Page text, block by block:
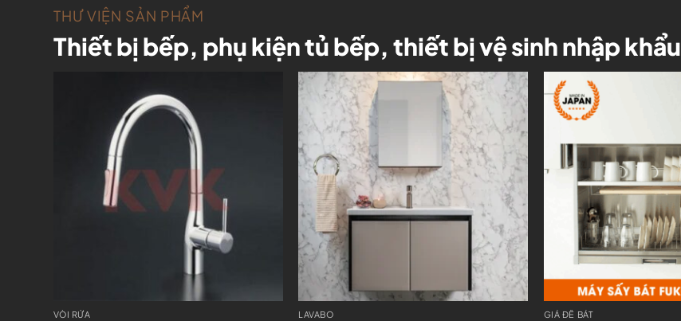
THƯ VIỆN SẢN PHẨM
Thiết bị bếp, phụ kiện tủ bếp, thiết bị vệ sinh nhập khẩu
VÒI RỬA LAVABO GIÁ ĐỂ BÁT